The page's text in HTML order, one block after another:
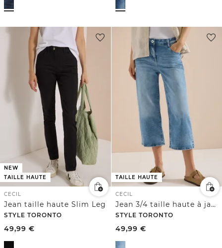
NEW
TAILLE HAUTE
CECIL
Jean taille haute Slim Leg
STYLE TORONTO
49,99 €
TAILLE HAUTE
CECIL
Jean 3/4 taille haute à jambes larges, coupe Slim Leg
STYLE TORONTO
49,99 €